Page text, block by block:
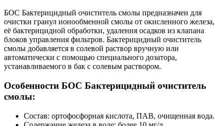
БОС Бактерицидный очиститель смолы предназначен для
очистки гранул ионообменной смолы от окисленного железа,
её бактерицидной обработки, удаления осадков из клапана
блоков управления фильтров. Бактерицидный очиститель
смолы добавляется в солевой раствор вручную или
автоматически с помощью специального дозатора,
устанавливаемого в бак с солевым раствором.
Особенности БОС Бактерицидный очиститель
смолы:
Cостав: ортофосфорная кислота, ПАВ, очищенная вода.